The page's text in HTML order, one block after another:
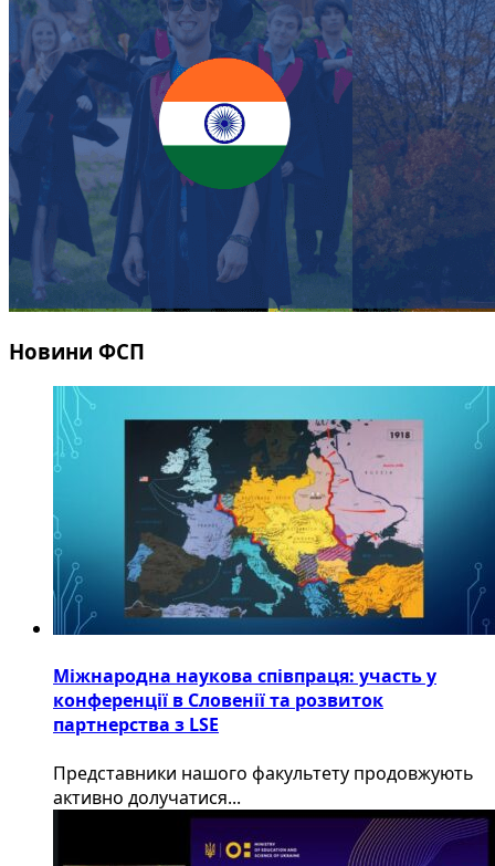
Новини ФСП
Міжнародна наукова співпраця: участь у
конференції в Словенії та розвиток
партнерства з LSE
​Представники нашого факультету продовжують
активно долучатися...